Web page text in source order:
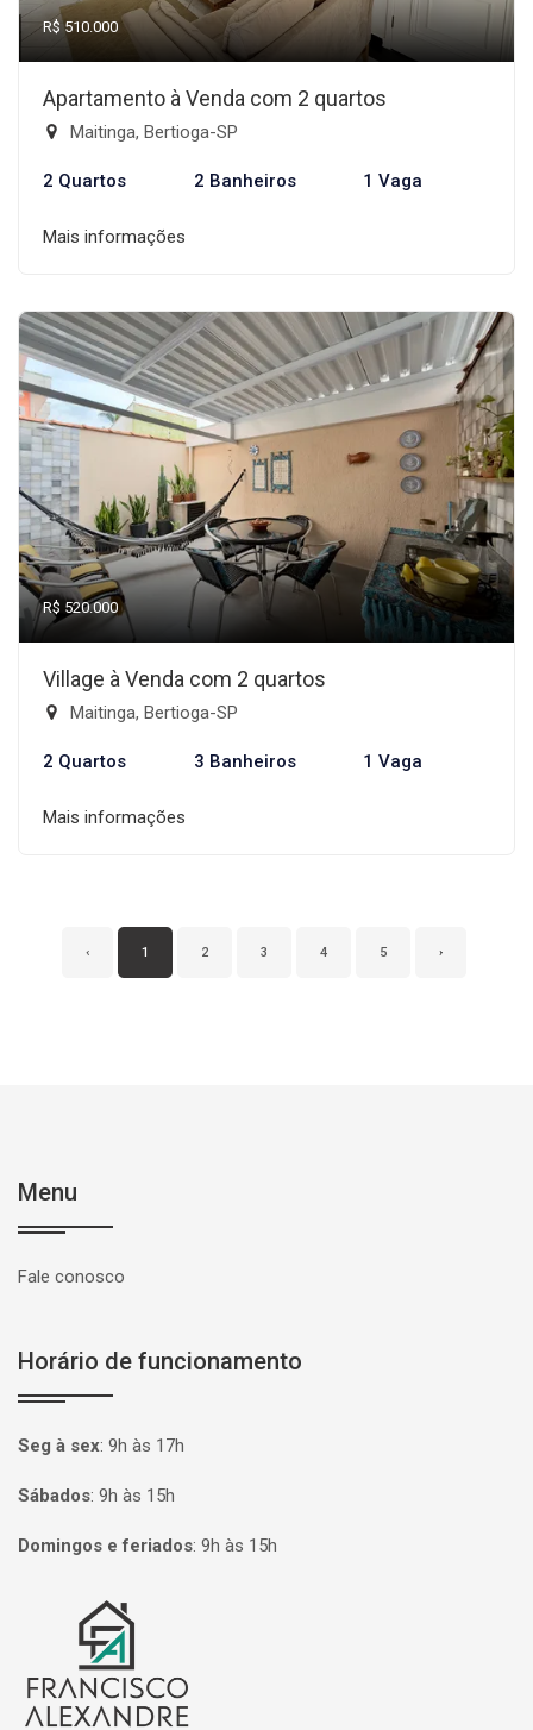
R$ 510.000
Apartamento à Venda com 2 quartos
Maitinga, Bertioga-SP
2 Quartos 2 Banheiros 1 Vaga
Mais informações
R$ 520.000
Village à Venda com 2 quartos
Maitinga, Bertioga-SP
2 Quartos 3 Banheiros 1 Vaga
Mais informações
‹ 1 2 3 4 5 ›
Menu
Fale conosco
Horário de funcionamento
Seg à sex: 9h às 17h
Sábados: 9h às 15h
Domingos e feriados: 9h às 15h
Página inicial